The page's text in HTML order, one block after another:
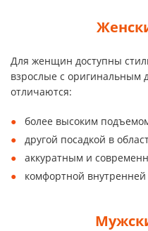
Для женщин доступны
взрослые с оригинальным
отличаются:
более высоким
другой посадкой в
аккуратным и
комфортной внутренней